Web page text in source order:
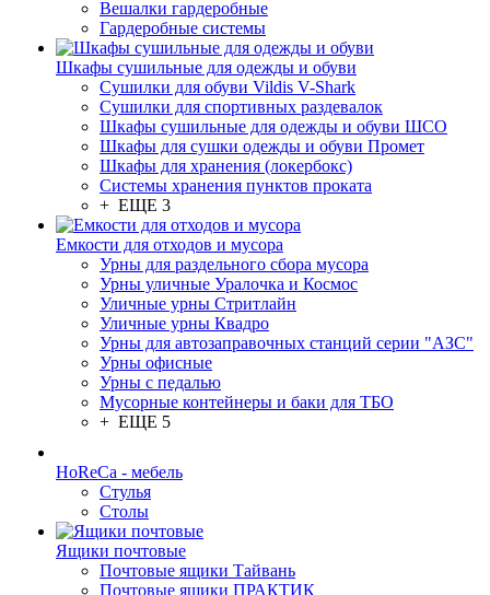
Вешалки гардеробные
Гардеробные системы
Шкафы сушильные для одежды и обуви
Сушилки для обуви Vildis V-Shark
Сушилки для спортивных раздевалок
Шкафы сушильные для одежды и обуви ШСО
Шкафы для сушки одежды и обуви Промет
Шкафы для хранения (локербокс)
Системы хранения пунктов проката
+ ЕЩЕ 3
Емкости для отходов и мусора
Урны для раздельного сбора мусора
Урны уличные Уралочка и Космос
Уличные урны Стритлайн
Уличные урны Квадро
Урны для автозаправочных станций серии "АЗС"
Урны офисные
Урны с педалью
Мусорные контейнеры и баки для ТБО
+ ЕЩЕ 5
HoReCa - мебель
Стулья
Столы
Ящики почтовые
Почтовые ящики Тайвань
Почтовые ящики ПРАКТИК